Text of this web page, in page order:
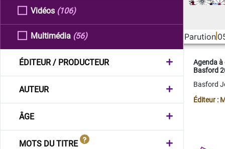
Vidéos (106)
Multimédia (56)
ÉDITEUR / PRODUCTEUR
AUTEUR
ÂGE
MOTS DU TITRE
Parution
Agenda
Basford
Basford
Éditeur :